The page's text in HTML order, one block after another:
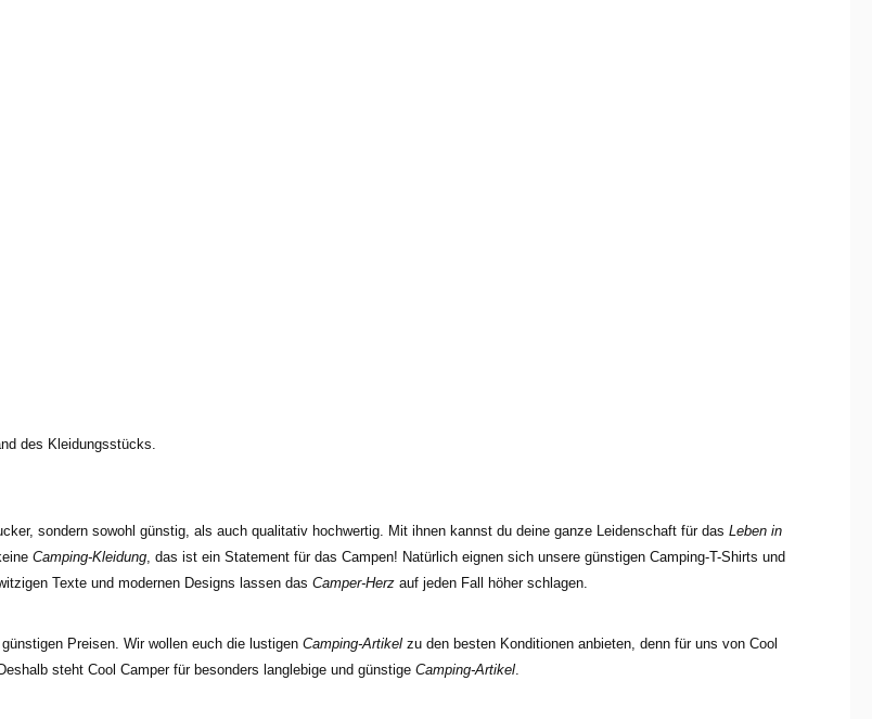
des Kleidungsstücks.
sondern sowohl günstig, als auch qualitativ hochwertig. Mit ihnen kannst du deine ganze Leidenschaft für das Leben in
Camping-Kleidung, das ist ein Statement für das Campen! Natürlich eignen sich unsere günstigen Camping-T-Shirts und
Texte und modernen Designs lassen das Camper-Herz auf jeden Fall höher schlagen.
Preisen. Wir wollen euch die lustigen Camping-Artikel zu den besten Konditionen anbieten, denn für uns von Cool
steht Cool Camper für besonders langlebige und günstige Camping-Artikel.